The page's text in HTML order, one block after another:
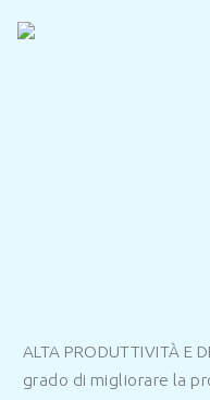
ALTA PRODUTTIVITÀ E
grado di migliorare la